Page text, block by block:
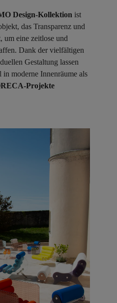
Design-Kollektion ist
das Transparenz und
um eine zeitlose und
Dank der vielfältigen
Gestaltung lassen
moderne Innenräume als
Projekte